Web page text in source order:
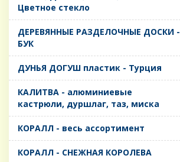
Цветное стекло
ДЕРЕВЯННЫЕ РАЗДЕЛОЧНЫЕ ДОСКИ -
БУК
ДУНЬЯ ДОГУШ пластик - Турция
КАЛИТВА - алюминиевые
кастрюли, дуршлаг, таз, миска
КОРАЛЛ - весь ассортимент
КОРАЛЛ - СНЕЖНАЯ КОРОЛЕВА